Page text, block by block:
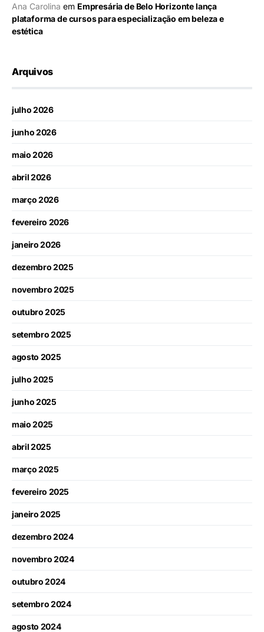
Ana Carolina em Empresária de Belo Horizonte lança
plataforma de cursos para especialização em beleza e
estética
Arquivos
julho 2026
junho 2026
maio 2026
abril 2026
março 2026
fevereiro 2026
janeiro 2026
dezembro 2025
novembro 2025
outubro 2025
setembro 2025
agosto 2025
julho 2025
junho 2025
maio 2025
abril 2025
março 2025
fevereiro 2025
janeiro 2025
dezembro 2024
novembro 2024
outubro 2024
setembro 2024
agosto 2024